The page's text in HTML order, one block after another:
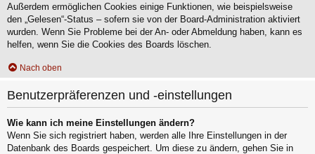
Außerdem ermöglichen Cookies einige Funktionen, wie beispielsweise
den „Gelesen“-Status – sofern sie von der Board-Administration aktiviert
wurden. Wenn Sie Probleme bei der An- oder Abmeldung haben, kann es
helfen, wenn Sie die Cookies des Boards löschen.
Nach oben
Benutzerpräferenzen und -einstellungen
Wie kann ich meine Einstellungen ändern?
Wenn Sie sich registriert haben, werden alle Ihre Einstellungen in der
Datenbank des Boards gespeichert. Um diese zu ändern, gehen Sie in